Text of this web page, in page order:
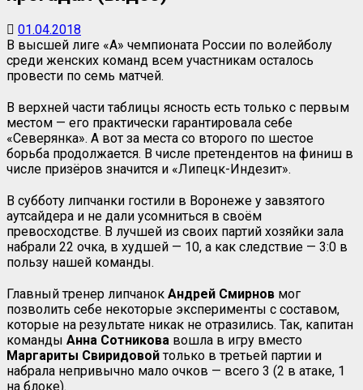
01.04.2018
В высшей лиге «А» чемпионата России по волейболу
среди женских команд всем участникам осталось
провести по семь матчей.
В верхней части таблицы ясность есть только с первым
местом — его практически гарантировала себе
«Северянка». А вот за места со второго по шестое
борьба продолжается. В числе претендентов на финиш в
числе призёров значится и «Липецк-Индезит».
В субботу липчанки гостили в Воронеже у завзятого
аутсайдера и не дали усомниться в своём
превосходстве. В лучшей из своих партий хозяйки зала
набрали 22 очка, в худшей — 10, а как следствие — 3:0 в
пользу нашей команды.
Главный тренер липчанок Андрей Смирнов мог
позволить себе некоторые эксперименты с составом,
которые на результате никак не отразились. Так, капитан
команды Анна Сотникова вошла в игру вместо
Маргариты Свиридовой только в третьей партии и
набрала непривычно мало очков — всего 3 (2 в атаке, 1
на блоке).